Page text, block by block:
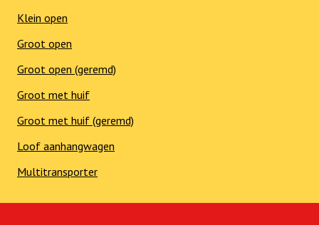
Klein open
Groot open
Groot open (geremd)
Groot met huif
Groot met huif (geremd)
Loof aanhangwagen
Multitransporter